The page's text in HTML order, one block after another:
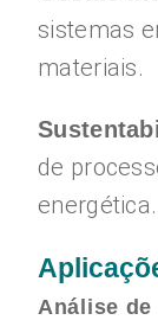
sistemas
materiais.
de
energética.
Análise